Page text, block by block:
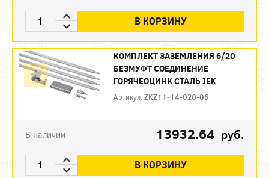
В КОРЗИНУ
КОМПЛЕКТ ЗАЗЕМЛЕНИЯ 6/20
БЕЗМУФТ СОЕДИНЕНИЕ
ГОРЯЧЕОЦИНК СТАЛЬ IEK
Артикул:ZKZ11-14-020-06
В наличии 13932.64 руб.
В КОРЗИНУ